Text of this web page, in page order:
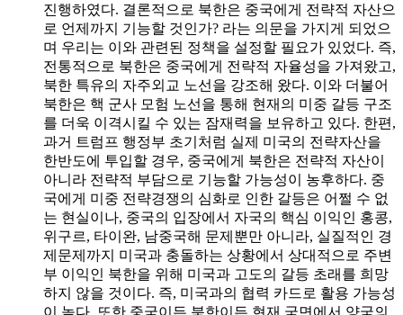
진행하였다. 결론적으로 북한은 중국에게 전략적 자산으
로 언제까지 기능할 것인가? 라는 의문을 가지게 되었으
며 우리는 이와 관련된 정책을 설정할 필요가 있었다. 즉,
전통적으로 북한은 중국에게 전략적 자율성을 가져왔고,
북한 특유의 자주외교 노선을 강조해 왔다. 이와 더불어
북한은 핵 군사 모험 노선을 통해 현재의 미중 갈등 구조
를 더욱 이격시킬 수 있는 잠재력을 보유하고 있다. 한편,
과거 트럼프 행정부 초기처럼 실제 미국의 전략자산을
한반도에 투입할 경우, 중국에게 북한은 전략적 자산이
아니라 전략적 부담으로 기능할 가능성이 농후하다. 중
국에게 미중 전략경쟁의 심화로 인한 갈등은 어쩔 수 없
는 현실이나, 중국의 입장에서 자국의 핵심 이익인 홍콩,
위구르, 타이완, 남중국해 문제뿐만 아니라, 실질적인 경
제문제까지 미국과 충돌하는 상황에서 상대적으로 주변
부 이익인 북한을 위해 미국과 고도의 갈등 초래를 희망
하지 않을 것이다. 즉, 미국과의 협력 카드로 활용 가능성
이 높다. 또한 중국이든 북한이든 현재 국면에서 양국의